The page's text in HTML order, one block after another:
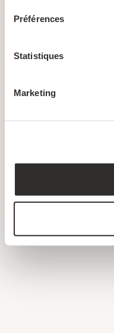
Préférences
Statistiques
Marketing